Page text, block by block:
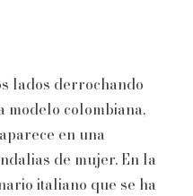
lados derrochando
modelo colombiana,
en una
de mujer. En la
italiano que se ha